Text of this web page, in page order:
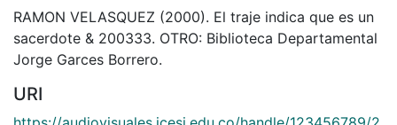
RAMON VELASQUEZ (2000). El traje indica que es un
sacerdote & 200333. OTRO: Biblioteca Departamental
Jorge Garces Borrero.
URI